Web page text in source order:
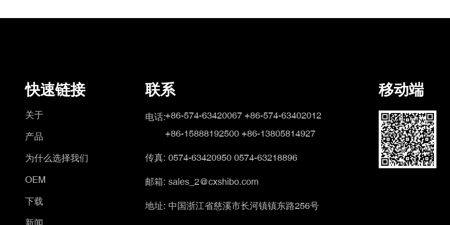
快速链接
关于
产品
为什么选择我们
OEM
下载
新闻
联系
电话:+86-574-63420067 +86-574-63402012
+86-15888192500 +86-13805814927
传真: 0574-63420950 0574-63218896
邮箱: sales_2@cxshibo.com
地址: 中国浙江省慈溪市长河镇镇东路256号
移动端